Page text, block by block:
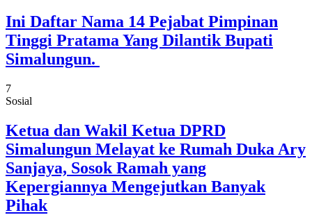
Ini Daftar Nama 14 Pejabat Pimpinan
Tinggi Pratama Yang Dilantik Bupati
Simalungun.
7
Sosial
Ketua dan Wakil Ketua DPRD
Simalungun Melayat ke Rumah Duka Ary
Sanjaya, Sosok Ramah yang
Kepergiannya Mengejutkan Banyak
Pihak